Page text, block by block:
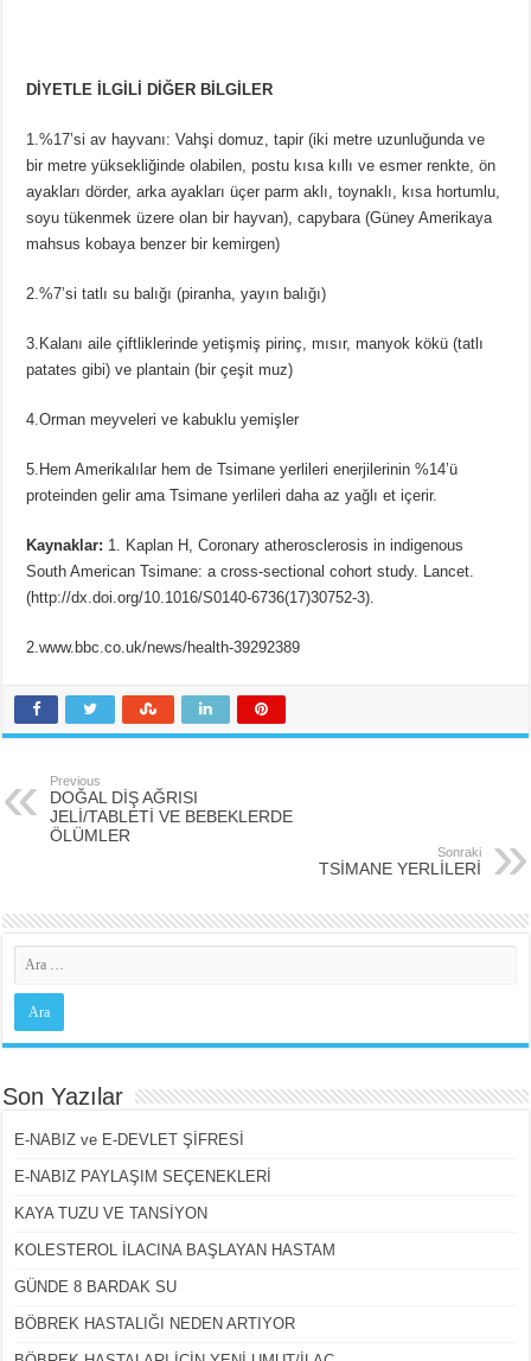
DİYETLE İLGİLİ DİĞER BİLGİLER
1.%17’si av hayvanı: Vahşi domuz, tapir (iki metre uzunluğunda ve
bir metre yüksekliğinde olabilen, postu kısa kıllı ve esmer renkte, ön
ayakları dörder, arka ayakları üçer parm aklı, toynaklı, kısa hortumlu,
soyu tükenmek üzere olan bir hayvan), capybara (Güney Amerikaya
mahsus kobaya benzer bir kemirgen)
2.%7’si tatlı su balığı (piranha, yayın balığı)
3.Kalanı aile çiftliklerinde yetişmiş pirinç, mısır, manyok kökü (tatlı
patates gibi) ve plantain (bir çeşit muz)
4.Orman meyveleri ve kabuklu yemişler
5.Hem Amerikalılar hem de Tsimane yerlileri enerjilerinin %14’ü
proteinden gelir ama Tsimane yerlileri daha az yağlı et içerir.
Kaynaklar: 1. Kaplan H, Coronary atherosclerosis in indigenous
South American Tsimane: a cross-sectional cohort study. Lancet.
(http://dx.doi.org/10.1016/S0140-6736(17)30752-3).
2.www.bbc.co.uk/news/health-39292389
Previous
DOĞAL DİŞ AĞRISI
JELİ/TABLETİ VE BEBEKLERDE
ÖLÜMLER
Sonraki
TSİMANE YERLİLERİ
Son Yazılar
E-NABIZ ve E-DEVLET ŞİFRESİ
E-NABIZ PAYLAŞIM SEÇENEKLERİ
KAYA TUZU VE TANSİYON
KOLESTEROL İLACINA BAŞLAYAN HASTAM
GÜNDE 8 BARDAK SU
BÖBREK HASTALIĞI NEDEN ARTIYOR